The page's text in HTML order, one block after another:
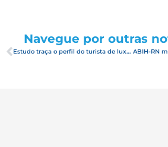
Navegue por outras
Estudo traça o perfil do turista de luxo no Brasil